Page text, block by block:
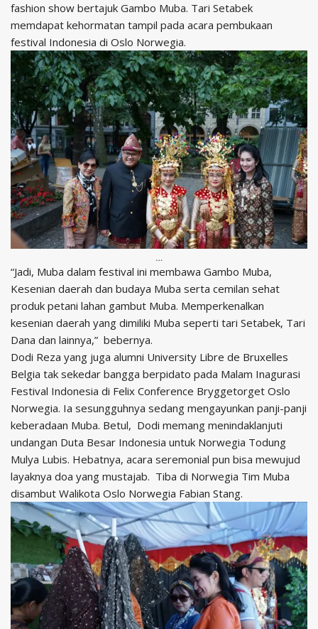
fashion show bertajuk Gambo Muba. Tari Setabek
memdapat kehormatan tampil pada acara pembukaan
festival Indonesia di Oslo Norwegia.
…
“Jadi, Muba dalam festival ini membawa Gambo Muba,
Kesenian daerah dan budaya Muba serta cemilan sehat
produk petani lahan gambut Muba. Memperkenalkan
kesenian daerah yang dimiliki Muba seperti tari Setabek, Tari
Dana dan lainnya,” bebernya.
Dodi Reza yang juga alumni University Libre de Bruxelles
Belgia tak sekedar bangga berpidato pada Malam Inagurasi
Festival Indonesia di Felix Conference Bryggetorget Oslo
Norwegia. Ia sesungguhnya sedang mengayunkan panji-panji
keberadaan Muba. Betul, Dodi memang menindaklanjuti
undangan Duta Besar Indonesia untuk Norwegia Todung
Mulya Lubis. Hebatnya, acara seremonial pun bisa mewujud
layaknya doa yang mustajab. Tiba di Norwegia Tim Muba
disambut Walikota Oslo Norwegia Fabian Stang.